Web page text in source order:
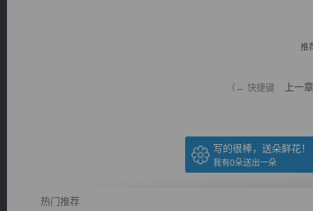
推
（← 快捷键 上一章
写的很棒，送朵鲜花！
我有0朵送出一朵
热门推荐